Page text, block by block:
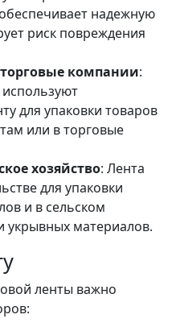
надежную
риск повреждения
компании:
для упаковки товаров
или в торговые
хозяйство: Лента
для упаковки
и в сельском
укрывных материалов.
ленты важно